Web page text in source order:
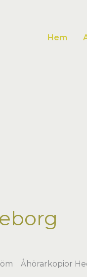
Hem
Åhörarkopior